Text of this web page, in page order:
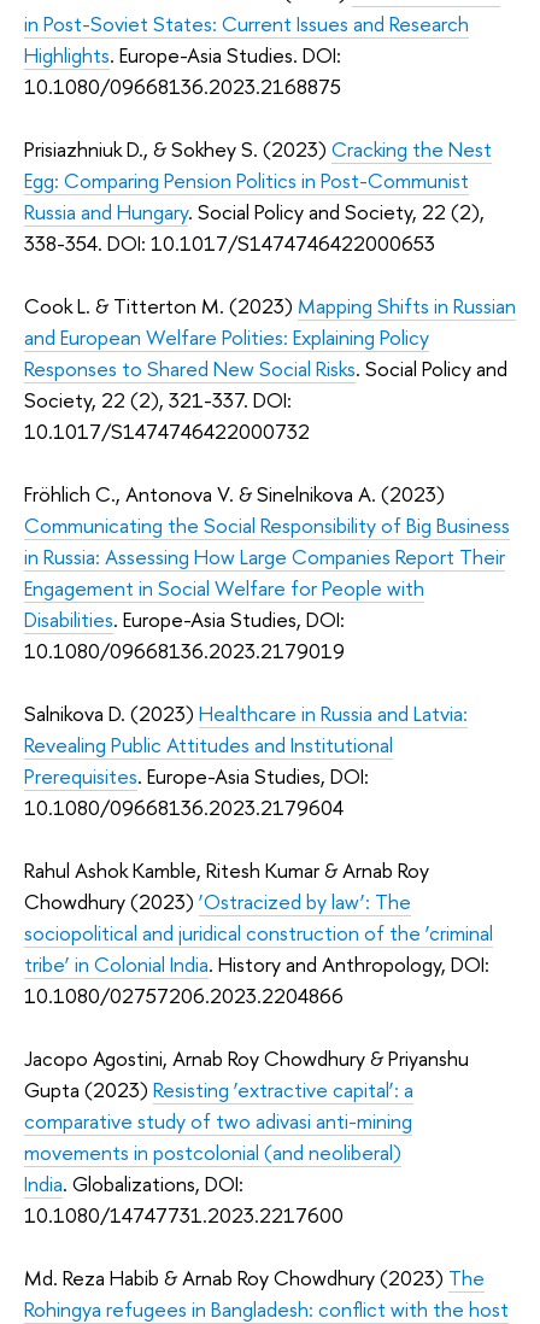
in Post-Soviet States: Current Issues and Research
Highlights. Europe-Asia Studies. DOI:
10.1080/09668136.2023.2168875
Prisiazhniuk D., & Sokhey S. (2023) Cracking the Nest
Egg: Comparing Pension Politics in Post-Communist
Russia and Hungary. Social Policy and Society, 22 (2),
338-354. DOI: 10.1017/S1474746422000653
Cook L. & Titterton M. (2023) Mapping Shifts in Russian
and European Welfare Polities: Explaining Policy
Responses to Shared New Social Risks. Social Policy and
Society, 22 (2), 321-337. DOI:
10.1017/S1474746422000732
Fröhlich C., Antonova V. & Sinelnikova A. (2023)
Communicating the Social Responsibility of Big Business
in Russia: Assessing How Large Companies Report Their
Engagement in Social Welfare for People with
Disabilities. Europe-Asia Studies, DOI:
10.1080/09668136.2023.2179019
Salnikova D. (2023) Healthcare in Russia and Latvia:
Revealing Public Attitudes and Institutional
Prerequisites. Europe-Asia Studies, DOI:
10.1080/09668136.2023.2179604
Rahul Ashok Kamble, Ritesh Kumar & Arnab Roy
Chowdhury (2023) ‘Ostracized by law’: The
sociopolitical and juridical construction of the ‘criminal
tribe’ in Colonial India. History and Anthropology, DOI:
10.1080/02757206.2023.2204866
Jacopo Agostini, Arnab Roy Chowdhury & Priyanshu
Gupta (2023) Resisting ‘extractive capital’: a
comparative study of two adivasi anti-mining
movements in postcolonial (and neoliberal)
India. Globalizations, DOI:
10.1080/14747731.2023.2217600
Md. Reza Habib & Arnab Roy Chowdhury (2023) The
Rohingya refugees in Bangladesh: conflict with the host